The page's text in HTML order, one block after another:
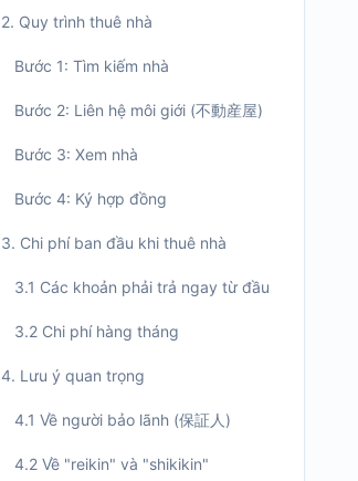
2. Quy trình thuê nhà
Bước 1: Tìm kiếm nhà
Bước 2: Liên hệ môi giới (不動産屋)
Bước 3: Xem nhà
Bước 4: Ký hợp đồng
3. Chi phí ban đầu khi thuê nhà
3.1 Các khoản phải trả ngay từ đầu
3.2 Chi phí hàng tháng
4. Lưu ý quan trọng
4.1 Về người bảo lãnh (保証人)
4.2 Về "reikin" và "shikikin"